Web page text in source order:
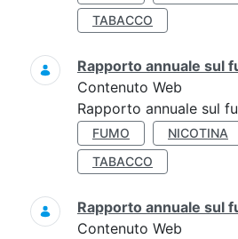
TABACCO
Rapporto annuale sul
Contenuto Web
Rapporto annuale sul
FUMO NICOTINA
TABACCO
Rapporto annuale sul
Contenuto Web